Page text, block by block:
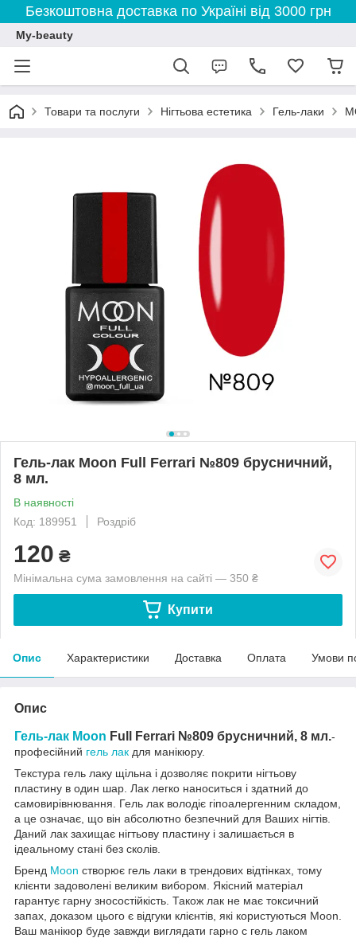
Безкоштовна доставка по Україні від 3000 грн
My-beauty
Товари та послуги Нігтьова естетика Гель-лаки
Гель-лак Moon Full Ferrari №809 брусничний,
8 мл.
В наявності
Код: 189951
Роздріб
120 ₴
Мінімальна сума замовлення на сайті — 350 ₴
Купити
Опис Характеристики Доставка Оплата Умови
Опис
Гель-лак Moon Full Ferrari №809 брусничний, 8 мл.-
професійний гель лак для манікюру.
Текстура гель лаку щільна і дозволяє покрити нігтьову
пластину в один шар. Лак легко наноситься і здатний до
самовирівнювання. Гель лак володіє гіпоалергенним складом,
а це означає, що він абсолютно безпечний для Ваших нігтів.
Даний лак захищає нігтьову пластину і залишається в
ідеальному стані без сколів.
Бренд Moon створює гель лаки в трендових відтінках, тому
клієнти задоволені великим вибором. Якісний матеріал
гарантує гарну зносостійкість. Також лак не має токсичний
запах, доказом цього є відгуки клієнтів, які користуються Moon.
Ваш манікюр буде завжди виглядати гарно с гель лаком